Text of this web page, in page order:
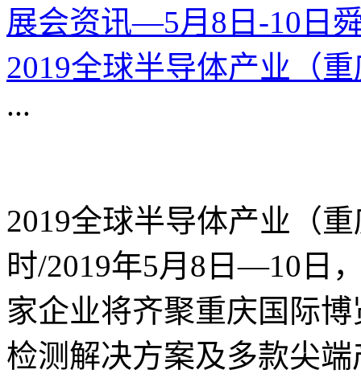
展会资讯—5月8日-10日
2019全球半导体产业（
...
2019全球半导体产业（
时/2019年5月8日—10日
家企业将齐聚重庆国际
检测解决方案及多款尖